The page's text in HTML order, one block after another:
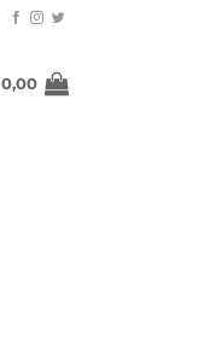
0,00